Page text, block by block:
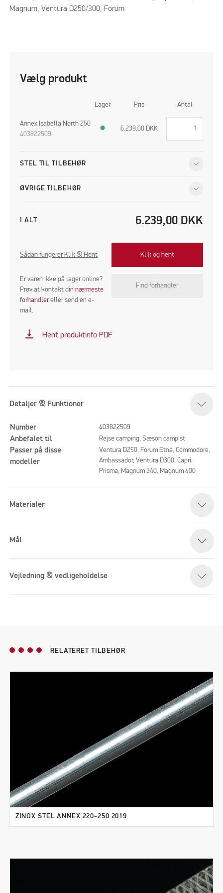
Magnum, Ventura D250/300, Forum
Vælg produkt
Lager Pris Antal
Annex Isabella North 250
403822509
● 6.239,00 DKK
STEL TIL TILBEHØR
ØVRIGE TILBEHØR
I ALT 6.239,00 DKK
Sådan fungerer Klik & Hent Klik og hent
Er varen ikke på lager online?
Prøv at kontakt dinnærmeste
forhandlereller send en e-
mail.
Find forhandler
vertical_align_bottom Hent produktinfo PDF
Detaljer & Funktioner
Number 403822509
Anbefalet til Rejse camping, Sæson campist
Passer på disse
modeller
Ventura D250, Forum Etna, Commodore,
Ambassador, Ventura D300, Capri,
Prisma, Magnum 340, Magnum 400
Materialer
Mål
Vejledning & vedligeholdelse
RELATERET TILBEHØR
ZINOX STEL ANNEX 220-250 2019